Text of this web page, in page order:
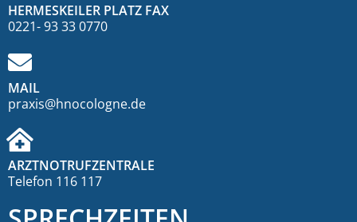
HERMESKEILER PLATZ FAX
0221- 93 33 0770
MAIL
praxis@hnocologne.de
ARZTNOTRUFZENTRALE
Telefon 116 117